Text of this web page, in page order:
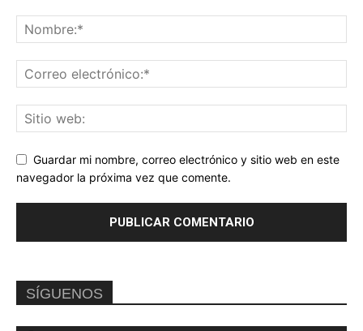
Guardar mi nombre, correo electrónico y sitio web en este
navegador la próxima vez que comente.
SÍGUENOS